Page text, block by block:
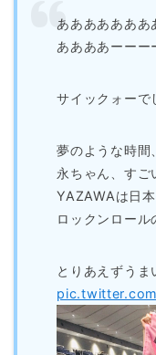
あああああああ
ああああーーー
サイックォーで
夢のような時間
永ちゃん、すご
YAZAWAは日本
ロックンロール
とりあえずうま